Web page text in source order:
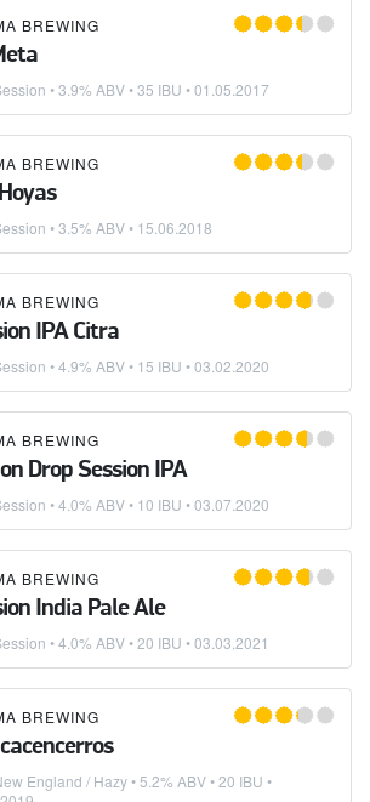
BREWING
• 3.9% ABV • 35 IBU •01.05.2017
BREWING
• 3.5% ABV • 15.06.2018
BREWING
IPA Citra
• 4.9% ABV • 15 IBU •03.02.2020
BREWING
Drop Session IPA
• 4.0% ABV • 10 IBU •03.07.2020
BREWING
India Pale Ale
• 4.0% ABV • 20 IBU •03.03.2021
BREWING
England / Hazy• 5.2% ABV • 20 IBU •